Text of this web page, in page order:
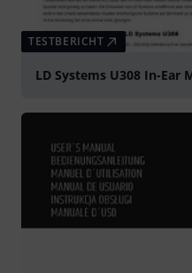
TESTBERICHT
LD Systems U308 In-Ear